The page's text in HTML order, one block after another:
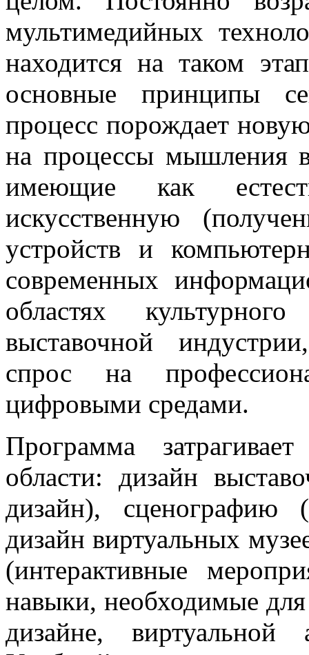
мультимедийных
находится на таком
основные принципы
процесс порождает
на процессы мышления
имеющие как
искусственную
устройств и
современных
областях
выставочной
спрос на
цифровыми средами.
Программа
области: дизайн
дизайн), сценографию
дизайн виртуальных
(интерактивные
навыки, необходимые
дизайне, виртуальной